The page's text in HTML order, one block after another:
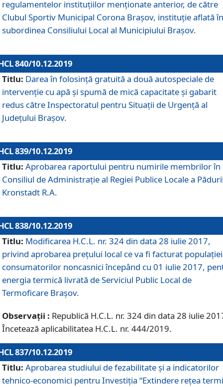
regulamentelor instituțiilor menționate anterior, de către
Clubul Sportiv Municipal Corona Braşov, instituție aflată în
subordinea Consiliului Local al Municipiului Brașov.
840/10.12.2019
Titlu: Darea în folosință gratuită a două autospeciale de
intervenție cu apă și spumă de mică capacitate și gabarit
redus către Inspectoratul pentru Situaţii de Urgenţă al
Judeţului Brașov.
839/10.12.2019
Titlu: Aprobarea raportului pentru numirile membrilor în
Consiliul de Administraţie al Regiei Publice Locale a
Kronstadt R.A.
838/10.12.2019
Titlu: Modificarea H.C.L. nr. 324 din data 28 iulie 2017,
privind aprobarea preţului local ce va fi facturat
consumatorilor noncasnici începând cu 01 iulie 2017,
energia termică livrată de Serviciul Public Local de
Termoficare Braşov.
Observații : Republică H.C.L. nr. 324 din data 28 iulie
Încetează aplicabilitatea H.C.L. nr. 444/2019.
837/10.12.2019
Titlu: Aprobarea studiului de fezabilitate și a indicatorilor
tehnico-economici pentru Investiția “Extindere rețea